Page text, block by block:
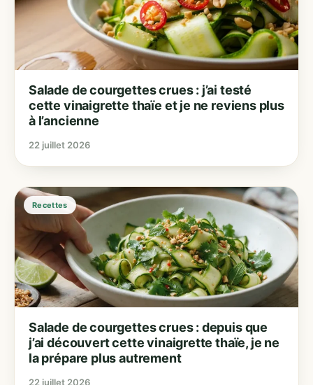
Salade de courgettes crues : j’ai testé
cette vinaigrette thaïe et je ne reviens plus
à l’ancienne
22 juillet 2026
Recettes
Salade de courgettes crues : depuis que
j’ai découvert cette vinaigrette thaïe, je ne
la prépare plus autrement
22 juillet 2026